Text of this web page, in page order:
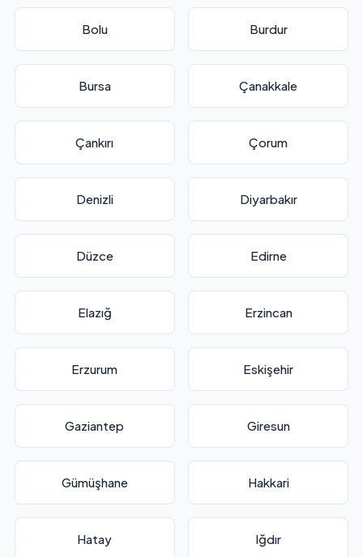
Bolu Burdur
Bursa Çanakkale
Çankırı Çorum
Denizli Diyarbakır
Düzce Edirne
Elazığ Erzincan
Erzurum Eskişehir
Gaziantep Giresun
Gümüşhane Hakkari
Hatay Iğdır